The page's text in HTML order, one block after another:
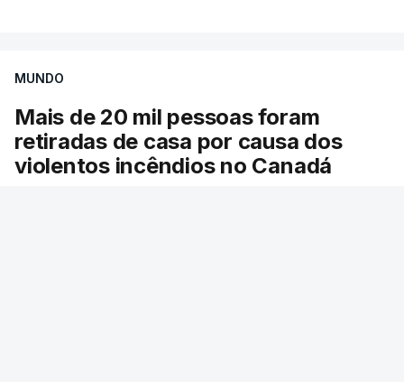
MUNDO
Mais de 20 mil pessoas foram
retiradas de casa por causa dos
violentos incêndios no Canadá